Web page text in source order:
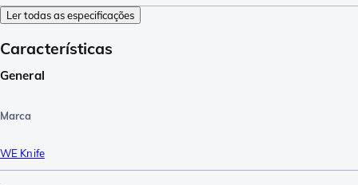
Ler todas as especificações
Características
General
Marca
WE Knife